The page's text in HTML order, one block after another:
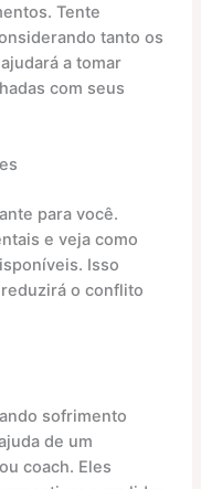
Tente
tanto os
a tomar
com seus
para você.
e veja como
Isso
o conflito
sofrimento
de um
coach. Eles